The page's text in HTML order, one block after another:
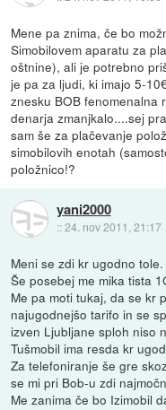
Mene pa znima, če bo
Simobilovem aparatu za
oštnine), ali je potrebno
je pa za ljudi, ki imajo 5-
znesku BOB fenomenalna
denarja zmanjkalo....sej
sam še za plačevanje
simobilovih enotah
položnico!?
yani2000
::24. nov 2011, 21:17
Meni se zdi kr ugodno tole.
Še posebej me mika tista
Me pa moti tukaj, da se kr
najugodnejšo tarifo in se
izven Ljubljane sploh niso
Tušmobil ima resda kr
Za telefoniranje še gre
se mi pri Bob-u zdi
Me zanima če bo Izimobil